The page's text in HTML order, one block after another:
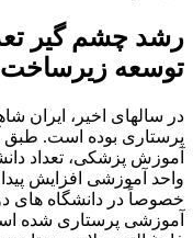
رشد چشم گیر
توسعه
در سالهای اخیر، ایران
پرستاری بوده است. طبق
واحد آموزشی افزایش
خصوصاً در دانشگاه های